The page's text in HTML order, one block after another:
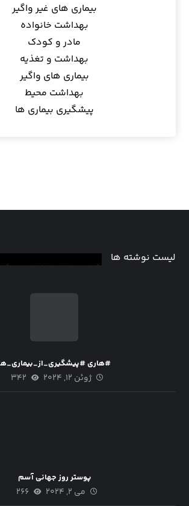
بیماری های غیر واگیر
بهداشت خانواده
مادر و کودک
بهداشت و تغذیه
بیماری های واگیر
بهداشت محیط
پیشگیری بیماری ها
لیست نوشته ها
#هاری
ژوئن ۱۲, ۲۰۲۴ ۳۴۲
پوستر روز جهانی آسم
می ۲, ۲۰۲۴ ۲۶۶